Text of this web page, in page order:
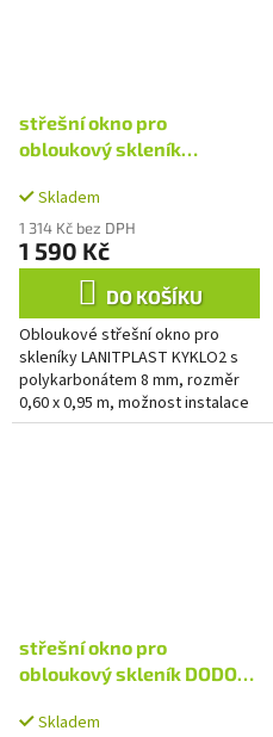
střešní okno pro
obloukový skleník
8 mm LG4499
Skladem
1 314 Kč bez DPH
1 590 Kč
DO KOŠÍKU
Obloukové střešní okno pro
skleníky LANITPLAST KYKLO2 s
polykarbonátem 8 mm, rozměr
0,60 x 0,95 m, možnost instalace
aut. otvírače.
střešní okno pro
obloukový skleník DODO
Skladem